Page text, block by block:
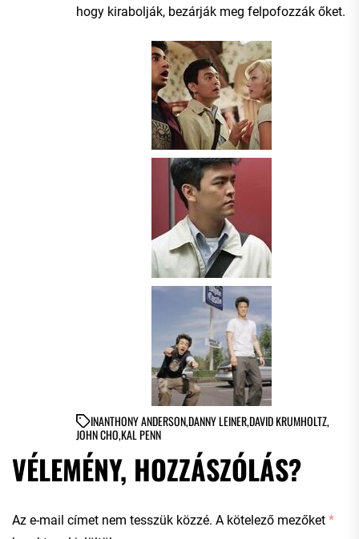
hogy kirabolják, bezárják meg felpofozzák őket.
INANTHONY ANDERSON,DANNY LEINER,DAVID KRUMHOLTZ,
JOHN CHO,KAL PENN
VÉLEMÉNY, HOZZÁSZÓLÁS?
Az e-mail címet nem tesszük közzé. A kötelező mezőket *